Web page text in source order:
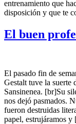
entrenamiento que
disposición y que te
El buen
El pasado fin de
Gestalt tuve la suerte
Sansinenea. [br]Su
nos dejó pasmados.
fueron destruidas
papel, estrujáramos